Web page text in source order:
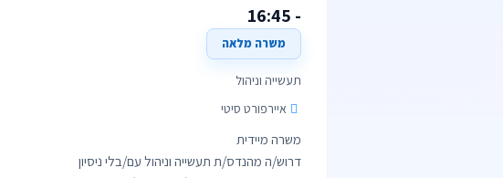
- 16:45
משרה מלאה
תעשייה וניהול
איירפורט סיטי